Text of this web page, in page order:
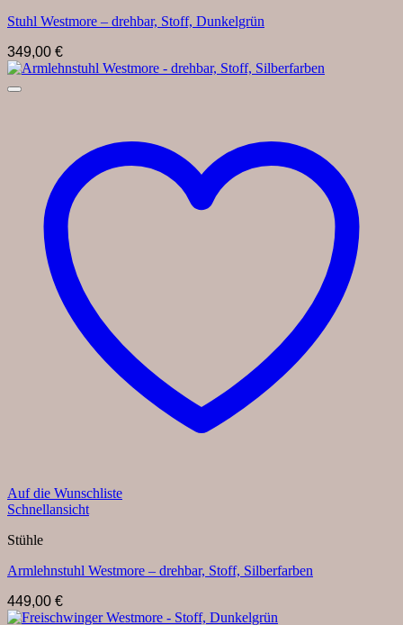
Stuhl Westmore – drehbar, Stoff, Dunkelgrün
349,00 €
Auf die Wunschliste
Schnellansicht
Stühle
Armlehnstuhl Westmore – drehbar, Stoff, Silberfarben
449,00 €